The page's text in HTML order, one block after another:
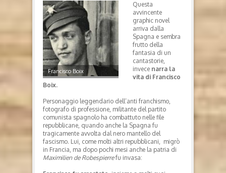
Francisco Boix
Questa
avvincente
graphic novel
arriva dalla
Spagna e sembra
frutto della
fantasia di un
cantastorie,
invece narra la
vita di Francisco
Boix.
Personaggio leggendario dell’anti franchismo,
fotografo di professione, militante del partito
comunista spagnolo ha combattuto nelle file
repubblicane, quando anche la Spagna fu
tragicamente avvolta dal nero mantello del
fascismo. Lui, come molti altri repubblicani, migrò
in Francia, ma dopo pochi mesi anche la patria di
Maximilien de Robespierrefu invasa: